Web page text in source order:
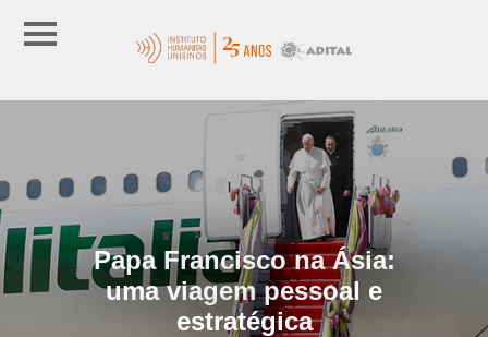
Papa Francisco na Ásia:
uma viagem pessoal e
estratégica